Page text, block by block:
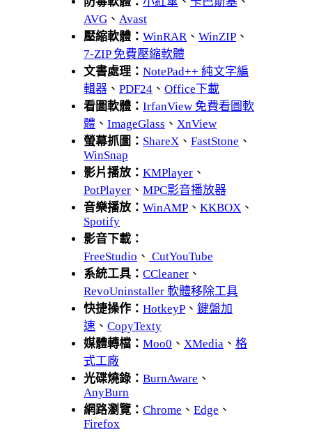
AVG 、 Avast
壓縮軟體： WinRAR、 WinZIP 、
7-ZIP 免費壓縮軟體
文書處理： NotePad++ 純文字編
輯器 、 PDF24 、 Office下載
看圖軟體： IrfanView 免費看圖軟
體 、 ImageGlass 、 XnView
螢幕抓圖： ShareX 、 FastStone 、
WinSnap
影片播放： KMPlayer 、
PotPlayer 、 MPC影音播放器
音樂播放： WinAMP 、 KKBOX 、
Spotify
影音下載：
FreeStudio 、 CutYouTube
系統工具： CCleaner 、
RevoUninstaller 軟體移除工具
快捷操作： HotkeyP 、 鍵盤加
速 、 CopyTexty
媒體轉檔： Moo0 、 XMedia 、 格
式工廠
光碟燒錄： BurnAware 、
AnyBurn
網路瀏覽： Chrome 、 Edge 、
Firefox